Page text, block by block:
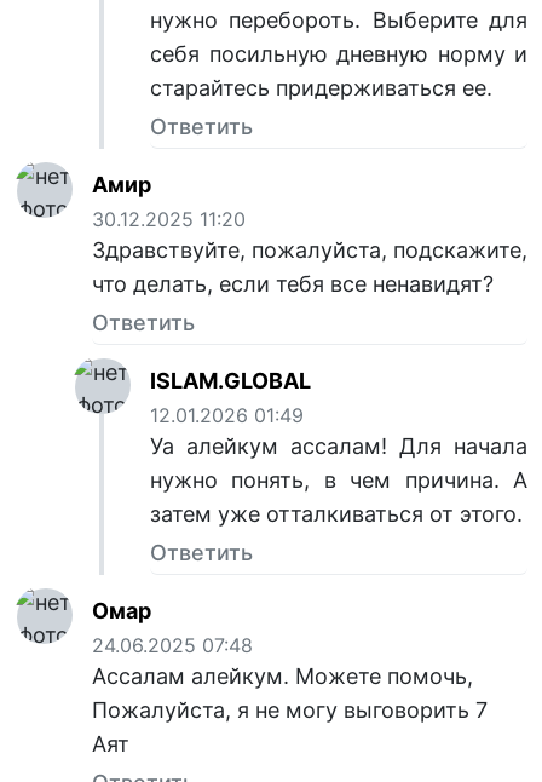
нужно перебороть. Выберите для
себя посильную дневную норму и
старайтесь придерживаться ее.
Ответить
Амир
30.12.2025 11:20
Здравствуйте, пожалуйста, подскажите,
что делать, если тебя все ненавидят?
Ответить
ISLAM.GLOBAL
12.01.2026 01:49
Уа алейкум ассалам! Для начала
нужно понять, в чем причина. А
затем уже отталкиваться от этого.
Ответить
Омар
24.06.2025 07:48
Ассалам алейкум. Можете помочь,
Пожалуйста, я не могу выговорить 7
Аят